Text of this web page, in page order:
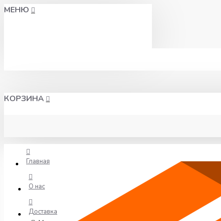
МЕНЮ
КОРЗИНА
Главная
О нас
Доставка